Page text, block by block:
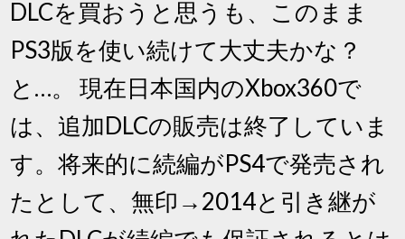
DLCを買おうと思うも、このまま
PS3版を使い続けて大丈夫かな？
と…。 現在日本国内のXbox360で
は、追加DLCの販売は終了していま
す。将来的に続編がPS4で発売され
たとして、無印→2014と引き継が